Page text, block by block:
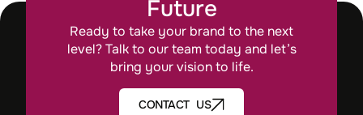
Future
Ready to take your brand to the next
level? Talk to our team today and let’s
bring your vision to life.
CONTACT US